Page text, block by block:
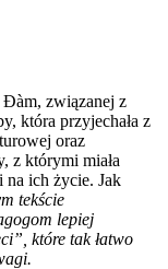
związanej z
która przyjechała z
oraz
z którymi miała
na ich życie. Jak
tekście
lepiej
które tak łatwo